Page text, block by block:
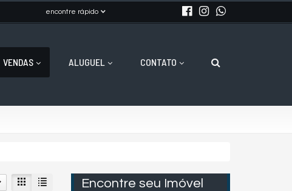
encontre rápido
VENDAS ALUGUEL CONTATO
Encontre seu Imóvel